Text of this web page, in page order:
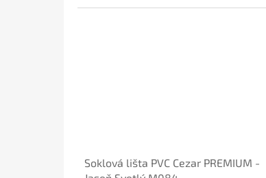
káble a je...
Soklová lišta PVC Cezar PREMIUM -